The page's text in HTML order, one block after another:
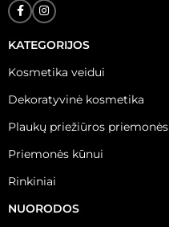
KATEGORIJOS
Kosmetika veidui
Dekoratyvinė kosmetika
Plaukų priežiūros priemonės
Priemonės kūnui
Rinkiniai
NUORODOS